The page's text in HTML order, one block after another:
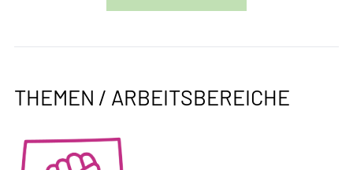
THEMEN / ARBEITSBEREICHE